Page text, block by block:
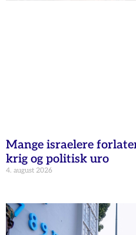
Mange israelere
krig og politisk uro
4. august 2026